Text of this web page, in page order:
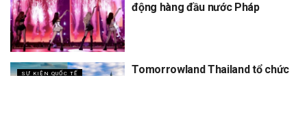
động hàng đầu nước Pháp
SỰ KIỆN QUỐC TẾ
Tomorrowland Thailand tổ chức